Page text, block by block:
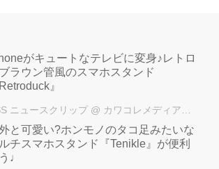
がキュートなテレビに変身♪レトロ
ラウン管風のスマホスタンド
Retroduck』
ニュースクリップ @ カワコレメディア編集部
と可愛い?ホンモノのタコ足みたいな
チスマホスタンド『Tenikle』が便利
♩